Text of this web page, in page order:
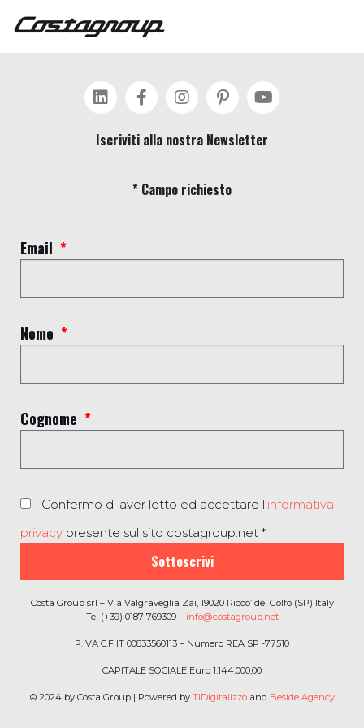
Iscriviti alla nostra Newsletter
* Campo richiesto
Email
Nome
Cognome
Confermo di aver letto ed accettare l'informativa
privacy presente sul sito costagroup.net *
Sottoscrivi
Costa Group srl – Via Valgraveglia Zai, 19020 Ricco’ del Golfo (SP) Italy
Tel (+39) 0187 769309 – info@costagroup.net
P.IVA C.F IT 00833560113 – Numero REA SP -77510
CAPITALE SOCIALE Euro 1.144.000,00
© 2024 by Costa Group | Powered by TIDigitalizzoand Beside Agency